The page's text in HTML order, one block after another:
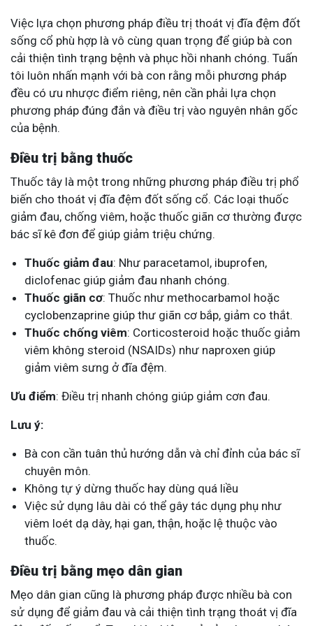
Việc lựa chọn phương pháp điều trị thoát vị đĩa đệm đốt
sống cổ phù hợp là vô cùng quan trọng để giúp bà con
cải thiện tình trạng bệnh và phục hồi nhanh chóng. Tuấn
tôi luôn nhấn mạnh với bà con rằng mỗi phương pháp
đều có ưu nhược điểm riêng, nên cần phải lựa chọn
phương pháp đúng đắn và điều trị vào nguyên nhân gốc
của bệnh.
Điều trị bằng thuốc
Thuốc tây là một trong những phương pháp điều trị phổ
biến cho thoát vị đĩa đệm đốt sống cổ. Các loại thuốc
giảm đau, chống viêm, hoặc thuốc giãn cơ thường được
bác sĩ kê đơn để giúp giảm triệu chứng.
Thuốc giảm đau: Như paracetamol, ibuprofen,
diclofenac giúp giảm đau nhanh chóng.
Thuốc giãn cơ: Thuốc như methocarbamol hoặc
cyclobenzaprine giúp thư giãn cơ bắp, giảm co thắt.
Thuốc chống viêm: Corticosteroid hoặc thuốc giảm
viêm không steroid (NSAIDs) như naproxen giúp
giảm viêm sưng ở đĩa đệm.
Ưu điểm: Điều trị nhanh chóng giúp giảm cơn đau.
Lưu ý:
Bà con cần tuân thủ hướng dẫn và chỉ đỉnh của bác sĩ
chuyên môn.
Không tự ý dừng thuốc hay dùng quá liều
Việc sử dụng lâu dài có thể gây tác dụng phụ như
viêm loét dạ dày, hại gan, thận, hoặc lệ thuộc vào
thuốc.
Điều trị bằng mẹo dân gian
Mẹo dân gian cũng là phương pháp được nhiều bà con
sử dụng để giảm đau và cải thiện tình trạng thoát vị đĩa